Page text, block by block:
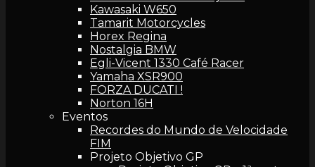
Kawasaki W650
Tamarit Motorcycles
Horex Regina
Nostalgia BMW
Egli-Vicent 1330 Café Racer
Yamaha XSR900
FORZA DUCATI !
Norton 16H
Eventos
Recordes do Mundo de Velocidade
FIM
Projeto Objetivo GP